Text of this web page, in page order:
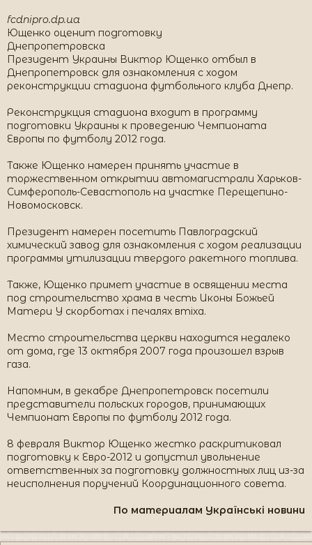
fcdnipro.dp.ua
Ющенко оценит подготовку
Днепропетровска
Президент Украины Виктор Ющенко отбыл в
Днепропетровск для ознакомления с ходом
реконструкции стадиона футбольного клуба Днепр.
Реконструкция стадиона входит в программу
подготовки Украины к проведению Чемпионата
Европы по футболу 2012 года.
Также Ющенко намерен принять участие в
торжественном открытии автомагистрали Харьков-
Симферополь-Севастополь на участке Перещепино-
Новомосковск.
Президент намерен посетить Павлоградский
химический завод для ознакомления с ходом реализации
программы утилизации твердого ракетного топлива.
Также, Ющенко примет участие в освящении места
под строительство храма в честь Иконы Божьей
Матери У скорботах і печалях втіха.
Место строительства церкви находится недалеко
от дома, где 13 октября 2007 года произошел взрыв
газа.
Напомним, в декабре Днепропетровск посетили
представители польских городов, принимающих
Чемпионат Европы по футболу 2012 года.
8 февраля Виктор Ющенко жестко раскритиковал
подготовку к Евро-2012 и допустил увольнение
ответственных за подготовку должностных лиц из-за
неисполнения поручений Координационного совета.
По материалам Українські новини​